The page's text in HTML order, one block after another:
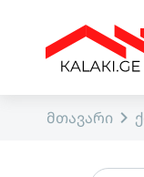
მთავარი